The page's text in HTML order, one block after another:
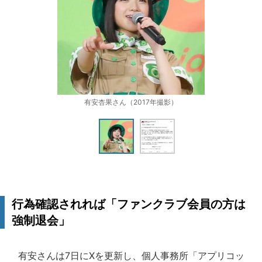
有安杏果さん（2017年撮影）
行為確認されれば「ファンクラブ会員の方は
強制退会」
有安さんは7日にXを更新し、個人事務所「アプリコッ